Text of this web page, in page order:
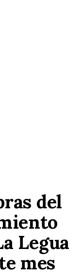
del
Legua
mes